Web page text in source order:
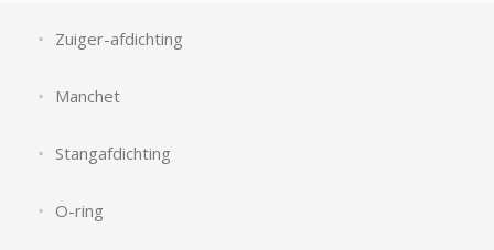
Zuiger-afdichting
Manchet
Stangafdichting
O-ring